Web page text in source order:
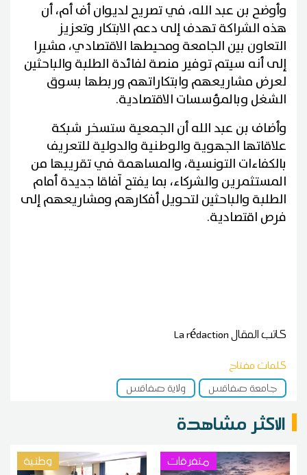
وأوضح بن عبد الله، في تصريح لديوان أف أم، أن
هذه الشراكة تهدف إلى دعم الابتكار وتعزيز
التعاون بين الجامعة ومحيطها الاقتصادي، مشيرا
إلى أنه سيتم توفير منصة لفائدة الطلبة والباحثين
لعرض مشاريعهم وابتكاراتهم وربطها بسوق
الشغل وبالمؤسسات الاقتصادية.
وأضاف بن عبد الله أن الجمعية ستسخر شبكة
علاقاتها الجهوية والوطنية والدولية للتعريف
بالكفاءات التونسية، والمساهمة في تقريبها من
المستثمرين والشركاء، بما يفتح آفاقا جديدة أمام
الطلبة والباحثين لتحويل أفكارهم ومشاريعهم إلى
فرص اقتصادية.
كاتب المقالLa rédaction
كلمات مفتاح
جامعة صفاقس
ولاية صفاقس
الاكثر مشاهدة
متفرقات وطنية